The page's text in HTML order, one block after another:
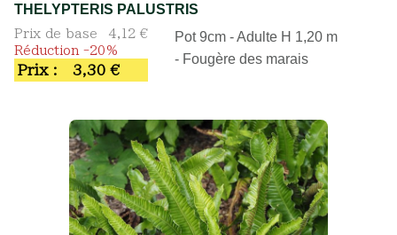
THELYPTERIS PALUSTRIS
Prix de base
4,12 €
Réduction -20%
Prix : 3,30 €
Pot 9cm - Adulte H 1,20 m
- Fougère des marais